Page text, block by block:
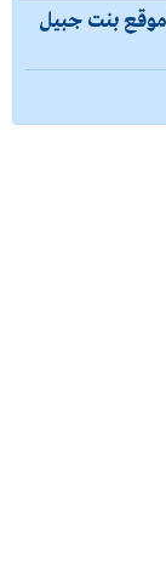
موقع بنت جبيل